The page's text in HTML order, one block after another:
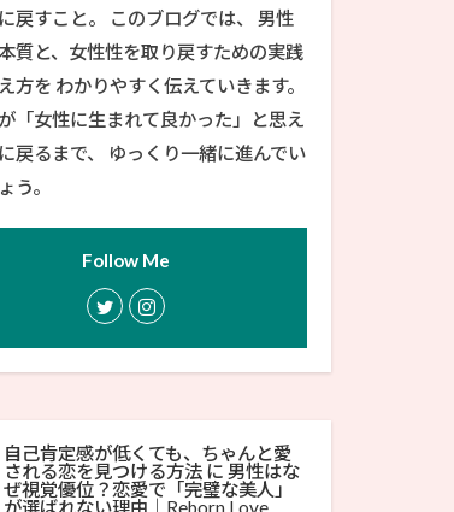
戻すこと。 このブログでは、 男性
質と、女性性を取り戻すための実践
方を わかりやすく伝えていきます。
「女性に生まれて良かった」と思え
戻るまで、 ゆっくり一緒に進んでい
う。
Follow Me
自己肯定感が低くても、ちゃんと愛
される恋を見つける方法 に男性はな
ぜ視覚優位？恋愛で「完璧な美人」
が選ばれない理由│Reborn Love